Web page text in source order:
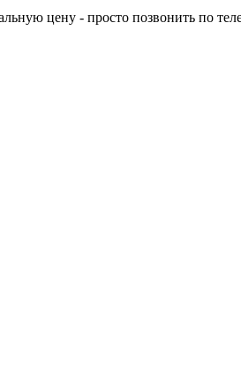
цену - просто позвонить по